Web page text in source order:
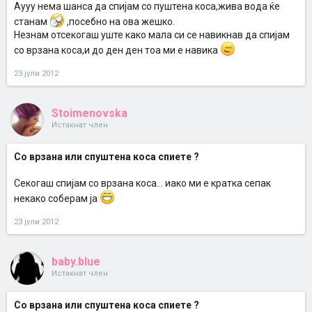
Аууу нема шанса да спијам со пуштена коса,жива вода ќе
станам
,посебно на ова жешко.
Незнам отсекогаш уште како мала си се навикнав да спијам
со врзана коса,и до ден ден тоа ми е навика
23 јули 2012
Stoimenovska
Истакнат член
Со врзана или спуштена коса спиете ?
Секогаш спијам со врзана коса... иако ми е кратка сепак
некако соберам ја
23 јули 2012
baby.blue
Истакнат член
Со врзана или спуштена коса спиете ?